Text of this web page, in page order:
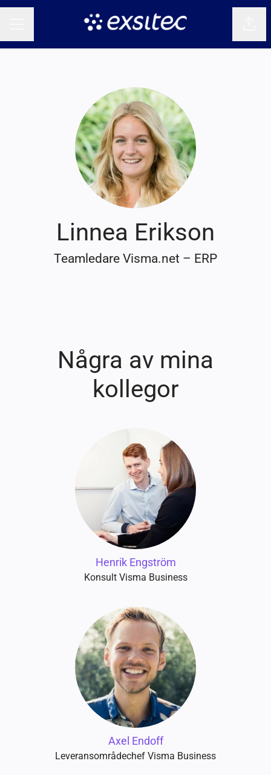
Linnea Erikson
Teamledare Visma.net – ERP
Några av mina
kollegor
Henrik Engström
Konsult Visma Business
Axel Endoff
Leveransområdechef Visma Business